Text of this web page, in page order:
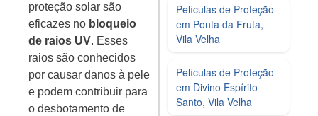
proteção solar são
eficazes no bloqueio
de raios UV. Esses
raios são conhecidos
por causar danos à pele
e podem contribuir para
o desbotamento de
Películas de Proteção
em Ponta da Fruta,
Vila Velha
Películas de Proteção
em Divino Espírito
Santo, Vila Velha